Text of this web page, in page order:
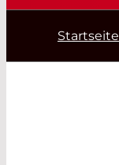
Startseite